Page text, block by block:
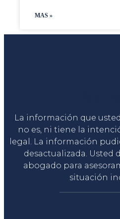
MAS »
La información que
no es, ni tiene la
legal. La información
desactualizada. Usted
abogado para
situación